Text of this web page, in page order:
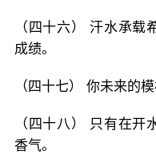
（四十六） 汗水承
成绩。
（四十七） 你未来的
（四十八） 只有在开
香气。